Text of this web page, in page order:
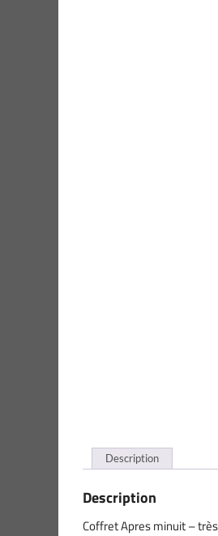
Description
Description
Coffret Apres minuit –